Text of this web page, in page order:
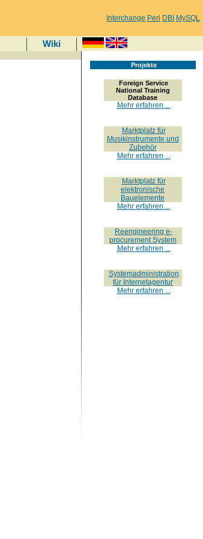
Interchange Perl DBI MySQL
Wiki
Projekte
Foreign Service
National Training
Database
Mehr erfahren ...
Marktplatz für
Musikinstrumente und
Zubehör
Mehr erfahren ...
Marktplatz für
elektronische
Bauelemente
Mehr erfahren ...
Reengineering e-
procurement System
Mehr erfahren ...
Systemadministration
für Internetagentur
Mehr erfahren ...